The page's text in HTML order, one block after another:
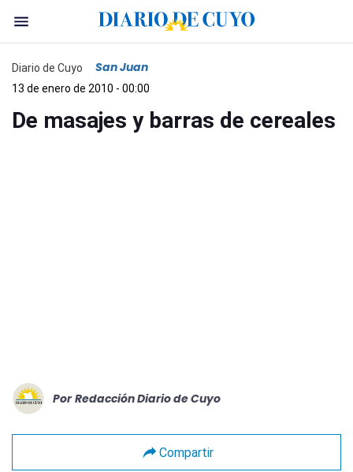
Diario de Cuyo San Juan
13 de enero de 2010 - 00:00
De masajes y barras de cereales
Por Redacción Diario de Cuyo
Compartir